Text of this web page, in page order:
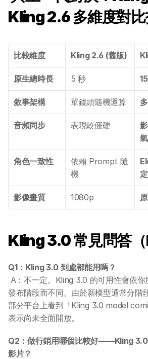
Kling 2.6 多維度對
比較維度 Kling 2.6 (舊版)
原生總時長 5 秒
敘事架構 單鏡頭隨機運算
音頻同步 表現較僵硬
氣
角色一致性
依賴 Prompt 隨
機
定
影像畫質 1080p
Kling 3.0 常見問答（
Q1：Kling 3.0 到處都能用嗎？
發布階段而不同。由於新模型通常分階
部分平台上看到「Kling 3.0 model
表示尚未全面開放。
Q2：做行銷用哪個比較好——Kling 3.0
影片？
關於 DotAI
AI 課程